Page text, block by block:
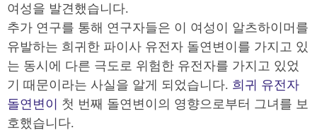
여성을 발견했습니다.
추가 연구를 통해 연구자들은 이 여성이 알츠하이머를
유발하는 희귀한 파이사 유전자 돌연변이를 가지고 있
는 동시에 다른 극도로 위험한 유전자를 가지고 있었
기 때문이라는 사실을 알게 되었습니다. 희귀 유전자
돌연변이 첫 번째 돌연변이의 영향으로부터 그녀를 보
호했습니다.